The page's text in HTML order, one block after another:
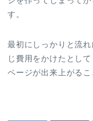
す。
最初にしっかりと流
じ費用をかけたとし
ページが出来上がるこ